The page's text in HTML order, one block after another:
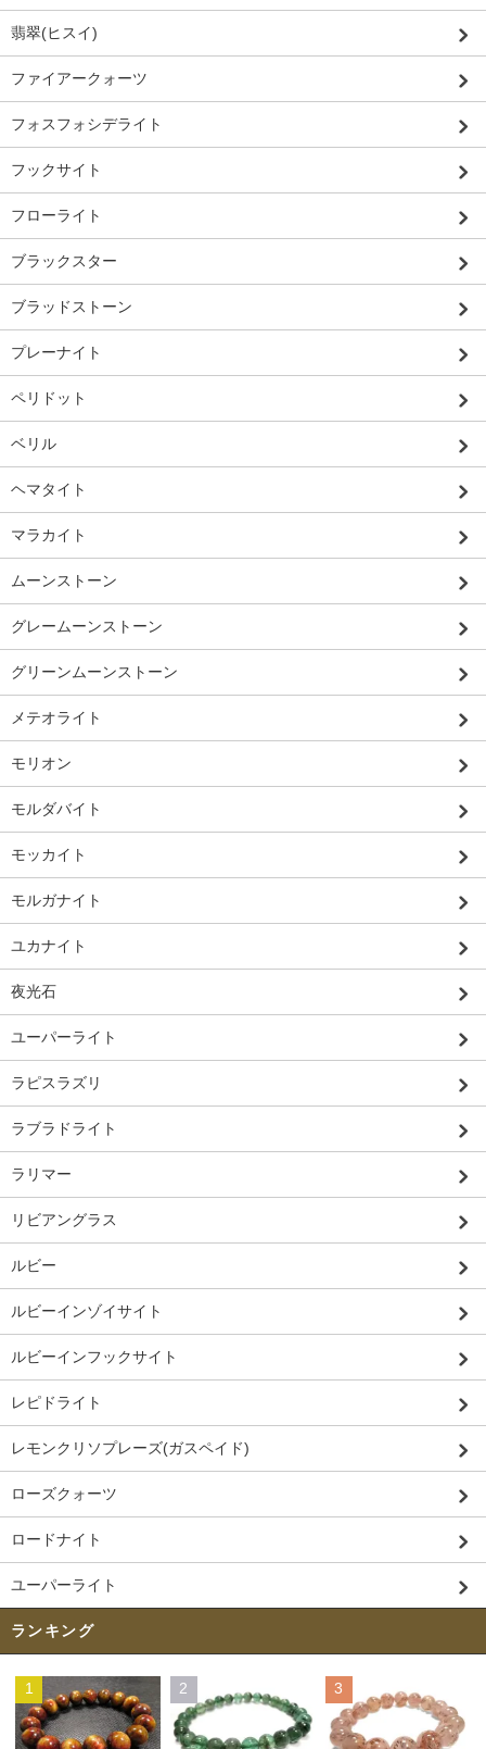
翡翠(ヒスイ)
ファイアークォーツ
フォスフォシデライト
フックサイト
フローライト
ブラックスター
ブラッドストーン
プレーナイト
ペリドット
ベリル
ヘマタイト
マラカイト
ムーンストーン
グレームーンストーン
グリーンムーンストーン
メテオライト
モリオン
モルダバイト
モッカイト
モルガナイト
ユカナイト
夜光石
ユーパーライト
ラピスラズリ
ラブラドライト
ラリマー
リビアングラス
ルビー
ルビーインゾイサイト
ルビーインフックサイト
レピドライト
レモンクリソプレーズ(ガスペイド)
ローズクォーツ
ロードナイト
ユーパーライト
ランキング
1 2 3